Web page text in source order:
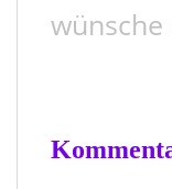
wünsche